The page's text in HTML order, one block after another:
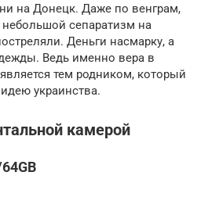
на Донецк. Даже по венграм,
сепаратизм на
Деньги насмарку, а
Ведь именно вера в
тем родником, который
украинства.
камерой